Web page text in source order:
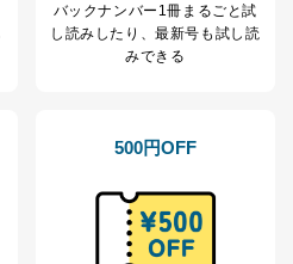
っていただくことが出来ま
ただけない方、その他の方に
覧ください。 また、ご登録い
は、当社が登録情報を変更さ
、提出していただく書面等
電子メールにて下記までお申
求めに際して提出していただ
バックナンバー1冊まるごと試
し読み したり、最新号も試し読
みできる
500円OFF